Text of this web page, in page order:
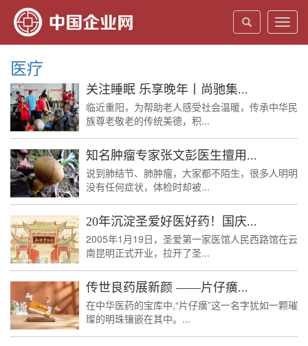
医疗
关注睡眠 乐享晚年丨尚驰集...
临近重阳，为帮助老人感受社会温暖，传承中华民
族尊老敬老的传统美德，积...
知名肿瘤专家张文彭医生擅用...
说到肺结节、肺肿瘤，大家都不陌生，很多人明明
没有任何症状，体检时却被...
20年沉淀圣爱好医好药！国庆...
2005年1月19日，圣爱第一家医馆人民西路馆在云
南昆明正式开业，拉开了圣...
传世良药展新颜 ——片仔癀...
在中华医药的宝库中,“片仔癀”这一名字犹如一颗璀
璨的明珠镶嵌在其中。...